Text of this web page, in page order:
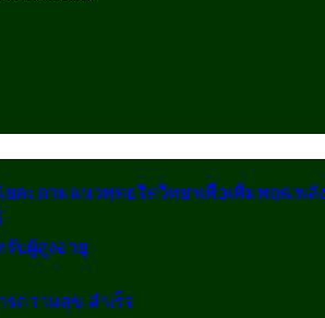
ยคะตามแนวพุทธจิตวิทยาเพื่อเพิ่มพฤฒพลั
บผู้สูงอายุ
ความสุข-สำเร็จ